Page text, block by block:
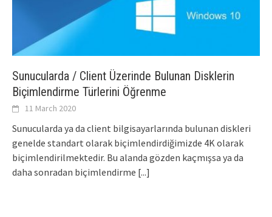
Sunucularda / Client Üzerinde Bulunan Disklerin
Biçimlendirme Türlerini Öğrenme
11 March 2020
Sunucularda ya da client bilgisayarlarında bulunan diskleri
genelde standart olarak biçimlendirdiğimizde 4K olarak
biçimlendirilmektedir. Bu alanda gözden kaçmışsa ya da
daha sonradan biçimlendirme [...]